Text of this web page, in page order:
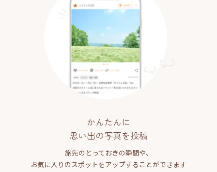
かんたんに
思い出の写真を投稿
旅先のとっておきの瞬間や、
お気に入りのスポットをアップすることができます